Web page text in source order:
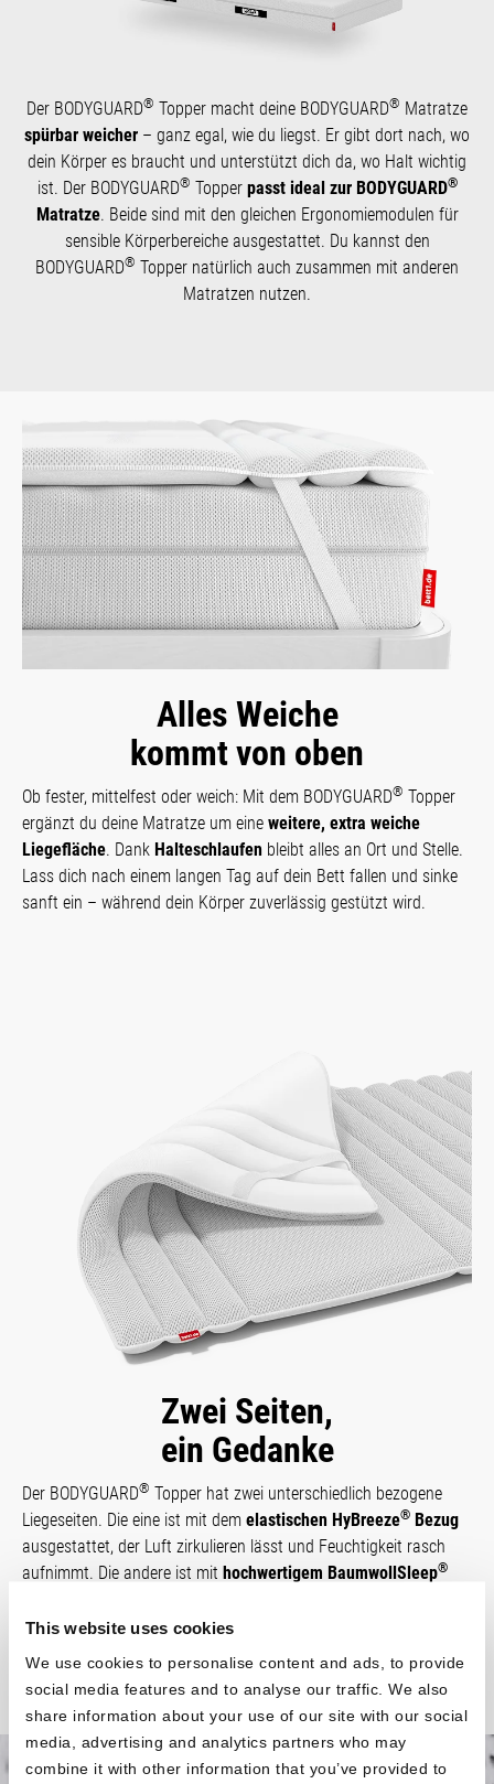
This website uses cookies
We use cookies to personalise content and ads, to provide
social media features and to analyse our traffic. We also
share information about your use of our site with our social
media, advertising and analytics partners who may
combine it with other information that you’ve provided to
Der BODYGUARD® Topper macht deine BODYGUARD® Matratze
spürbar weicher – ganz egal, wie du liegst. Er gibt dort nach, wo
dein Körper es braucht und unterstützt dich da, wo Halt wichtig
ist. Der BODYGUARD® Topper passt ideal zur BODYGUARD®
Matratze. Beide sind mit den gleichen Ergonomiemodulen für
sensible Körperbereiche ausgestattet. Du kannst den
BODYGUARD® Topper natürlich auch zusammen mit anderen
Matratzen nutzen.
Alles Weiche
kommt von oben
Ob fester, mittelfest oder weich: Mit dem BODYGUARD® Topper
ergänzt du deine Matratze um eine weitere, extra weiche
Liegefläche. Dank Halteschlaufen bleibt alles an Ort und Stelle.
Lass dich nach einem langen Tag auf dein Bett fallen und sinke
sanft ein – während dein Körper zuverlässig gestützt wird.
Zwei Seiten,
ein Gedanke
Der BODYGUARD® Topper hat zwei unterschiedlich bezogene
Liegeseiten. Die eine ist mit dem elastischen HyBreeze® Bezug
ausgestattet, der Luft zirkulieren lässt und Feuchtigkeit rasch
aufnimmt. Die andere ist mit hochwertigem BaumwollSleep®
besser anfühlt.